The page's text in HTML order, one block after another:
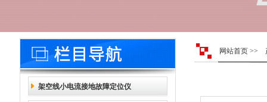
架空线小电流接地故障定位仪
网站首页 >>